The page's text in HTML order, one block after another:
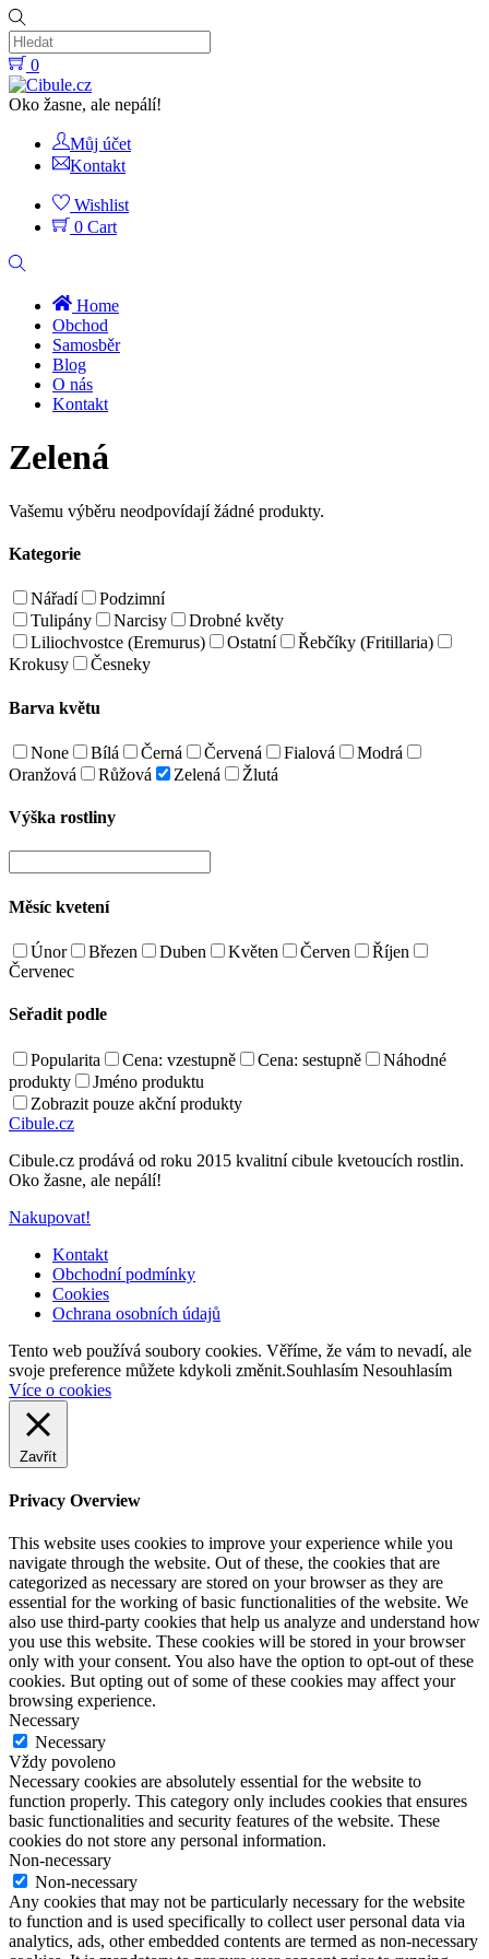
Skip
to
content
0
Menu
Oko žasne, ale nepálí!
Můj účet
Kontakt
Wishlist
0 Cart
Home
Obchod
Samosběr
Blog
O nás
Kontakt
Menu
Zelená
Vašemu výběru neodpovídají žádné produkty.
Kategorie
Nářadí
Podzimní
Tulipány
Narcisy
Drobné květy
Liliochvostce (Eremurus)
Ostatní
Řebčíky (Fritillaria)
Krokusy
Česneky
Barva květu
None Bílá Černá Červená Fialová
Modrá
Oranžová
Růžová Zelená Žlutá
Výška rostliny
Měsíc kvetení
Únor Březen Duben Květen Červen
Říjen
Červenec
Seřadit podle
Popularita Cena: vzestupně Cena: sestupně
Náhodné
produkty
Jméno produktu
Zobrazit pouze akční produkty
Cibule.cz
Cibule.cz prodává od roku 2015 kvalitní cibule kvetoucích rostlin.
Oko žasne, ale nepálí!
Nakupovat!
Kontakt
Obchodní podmínky
Cookies
Ochrana osobních údajů
Back
to
top
Tento web používá soubory cookies. Věříme, že vám to nevadí, ale
svoje preference můžete kdykoli změnit.Souhlasím Nesouhlasím
Více o cookies
Zavřít
Privacy Overview
This website uses cookies to improve your experience while you
navigate through the website. Out of these, the cookies that are
categorized as necessary are stored on your browser as they are
essential for the working of basic functionalities of the website. We
also use third-party cookies that help us analyze and understand how
you use this website. These cookies will be stored in your browser
only with your consent. You also have the option to opt-out of these
cookies. But opting out of some of these cookies may affect your
browsing experience.
Necessary
Necessary
Vždy povoleno
Necessary cookies are absolutely essential for the website to
function properly. This category only includes cookies that ensures
basic functionalities and security features of the website. These
cookies do not store any personal information.
Non-necessary
Non-necessary
Any cookies that may not be particularly necessary for the website
to function and is used specifically to collect user personal data via
analytics, ads, other embedded contents are termed as non-necessary